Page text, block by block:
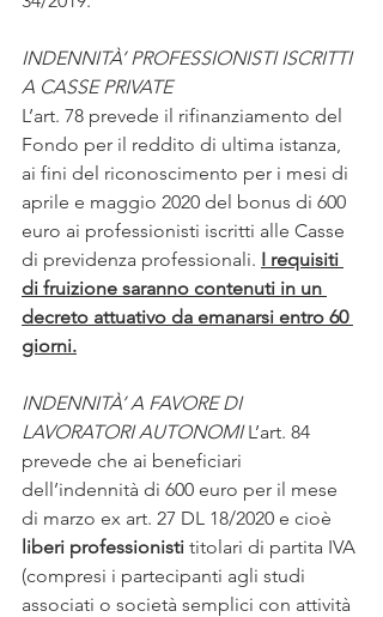
INDENNITÀ’ PROFESSIONISTI ISCRITTI
A CASSE PRIVATE
L’art. 78 prevede il rifinanziamento del
Fondo per il reddito di ultima istanza,
ai fini del riconoscimento per i mesi di
aprile e maggio 2020 del bonus di 600
euro ai professionisti iscritti alle Casse
di previdenza professionali. I requisiti
di fruizione saranno contenuti in un
decreto attuativo da emanarsi entro 60
giorni.
INDENNITÀ’ A FAVORE DI
LAVORATORI AUTONOMI L’art. 84
prevede che ai beneficiari
dell’indennità di 600 euro per il mese
di marzo ex art. 27 DL 18/2020 e cioè
liberi professionisti titolari di partita IVA
(compresi i partecipanti agli studi
associati o società semplici con attività